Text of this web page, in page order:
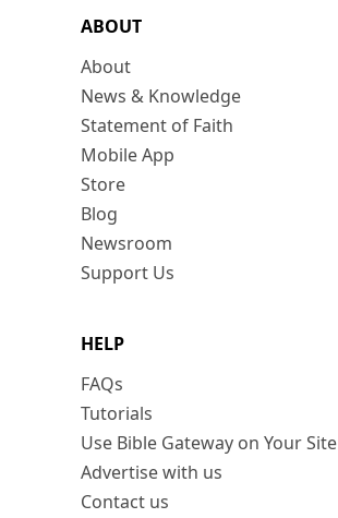
ABOUT
About
News & Knowledge
Statement of Faith
Mobile App
Store
Blog
Newsroom
Support Us
HELP
FAQs
Tutorials
Use Bible Gateway on Your Site
Advertise with us
Contact us